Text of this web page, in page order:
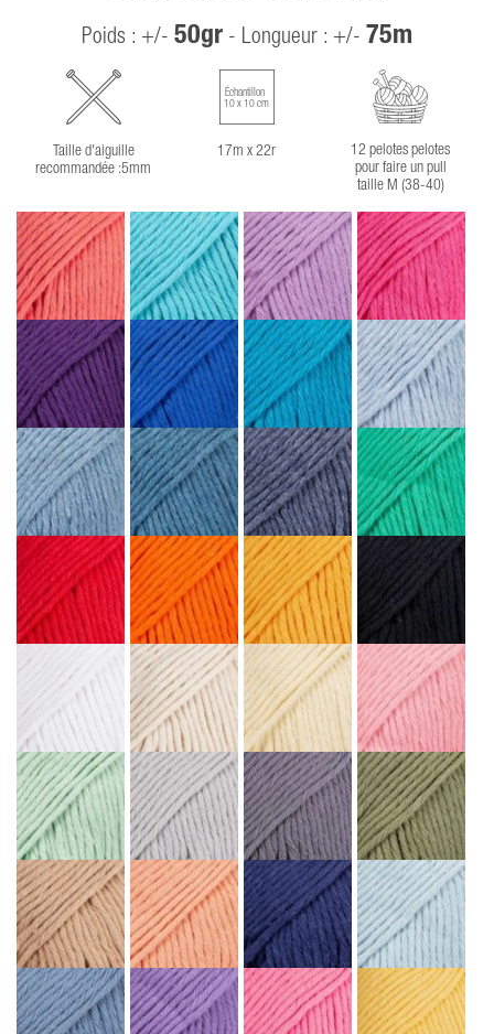
Poids : +/- 50gr - Longueur : +/- 75m
Taille d'aiguille
recommandée :5mm
Échantillon
10 x 10 cm
17m x 22r
12 pelotes pelotes
pour faire un pull
taille M (38-40)